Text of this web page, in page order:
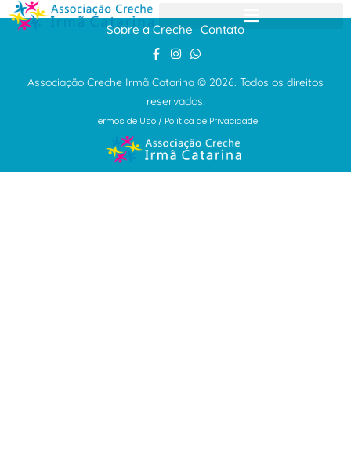
Sobre a Creche Contato
Associação Creche Irmã Catarina © 2026. Todos os direitos
reservados.
Termos de Uso/ Política de Privacidade